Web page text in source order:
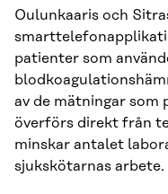
Oulunkaaris och
patienter som
av de mätningar som
överförs direkt från
minskar antalet
sjukskötarnas arbete.